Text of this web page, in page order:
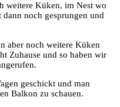
weitere Küken, im Nest wo
noch gesprungen und
aber noch weitere Küken
Zuhause und so haben wir
geschickt und man
Balkon zu schauen.